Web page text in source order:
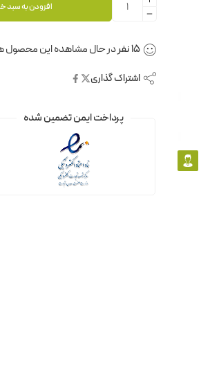
افزودن به سبد
15نفردر حال مشاهده این محصول
اشتراک گذاری
پرداخت ایمن تضمین شده